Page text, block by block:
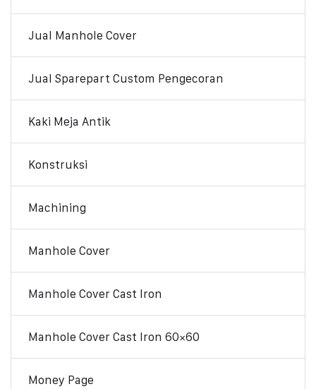
Jual Manhole Cover
Jual Sparepart Custom Pengecoran
Kaki Meja Antik
Konstruksi
Machining
Manhole Cover
Manhole Cover Cast Iron
Manhole Cover Cast Iron 60×60
Money Page